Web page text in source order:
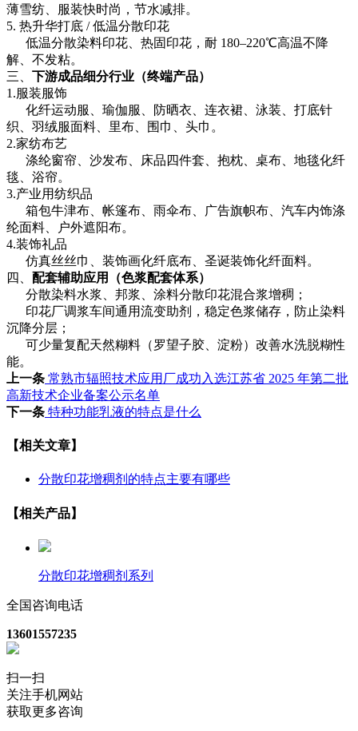
薄雪纺、服装快时尚，节水减排。
5. 热升华打底 / 低温分散印花
低温分散染料印花、热固印花，耐 180–220℃高温不降
解、不发粘。
三、 下游成品细分行业（终端产品）
1.服装服饰
化纤运动服、瑜伽服、防晒衣、连衣裙、泳装、打底针
织、羽绒服面料、里布、围巾、头巾。
2.家纺布艺
涤纶窗帘、沙发布、床品四件套、抱枕、桌布、地毯化纤
毯、浴帘。
3.产业用纺织品
箱包牛津布、帐篷布、雨伞布、广告旗帜布、汽车内饰涤
纶面料、户外遮阳布。
4.装饰礼品
仿真丝丝巾、装饰画化纤底布、圣诞装饰化纤面料。
四、 配套辅助应用（色浆配套体系）
分散染料水浆、邦浆、涂料分散印花混合浆增稠；
印花厂调浆车间通用流变助剂，稳定色浆储存，防止染料
沉降分层；
可少量复配天然糊料（罗望子胶、淀粉）改善水洗脱糊性
能。
上一条 常熟市辐照技术应用厂成功入选江苏省 2025 年第二批
高新技术企业备案公示名单
下一条 特种功能乳液的特点是什么
【相关文章】
分散印花增稠剂的特点主要有哪些
【相关产品】
分散印花增稠剂系列
全国咨询电话
13601557235
扫一扫
关注手机网站
获取更多咨询